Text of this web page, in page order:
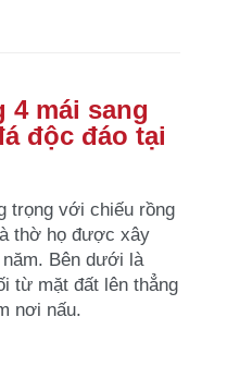
4 mái sang
độc đáo tại
trọng với chiếu rồng
thờ họ được xây
Bên dưới là
từ mặt đất lên thẳng
nơi nấu.